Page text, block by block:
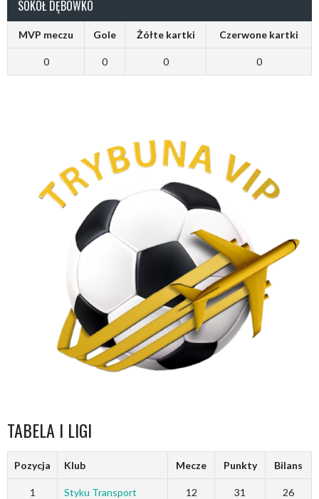
SOKÓŁ DĘBÓWKO
MVP meczu Gole Żółte kartki Czerwone kartki
0 0 0 0
TABELA I LIGI
Pozycja Klub Mecze Punkty Bilans
1 Styku Transport 12 31 26